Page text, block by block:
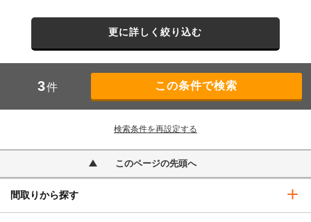
更に詳しく絞り込む
3件
検索条件を再設定する
このページの先頭へ
間取りから探す